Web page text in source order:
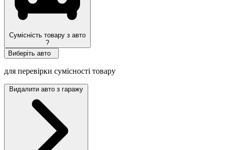
Сумісність товару з авто
?
Виберіть авто
для перевірки сумісності товару
Видалити авто з гаражу